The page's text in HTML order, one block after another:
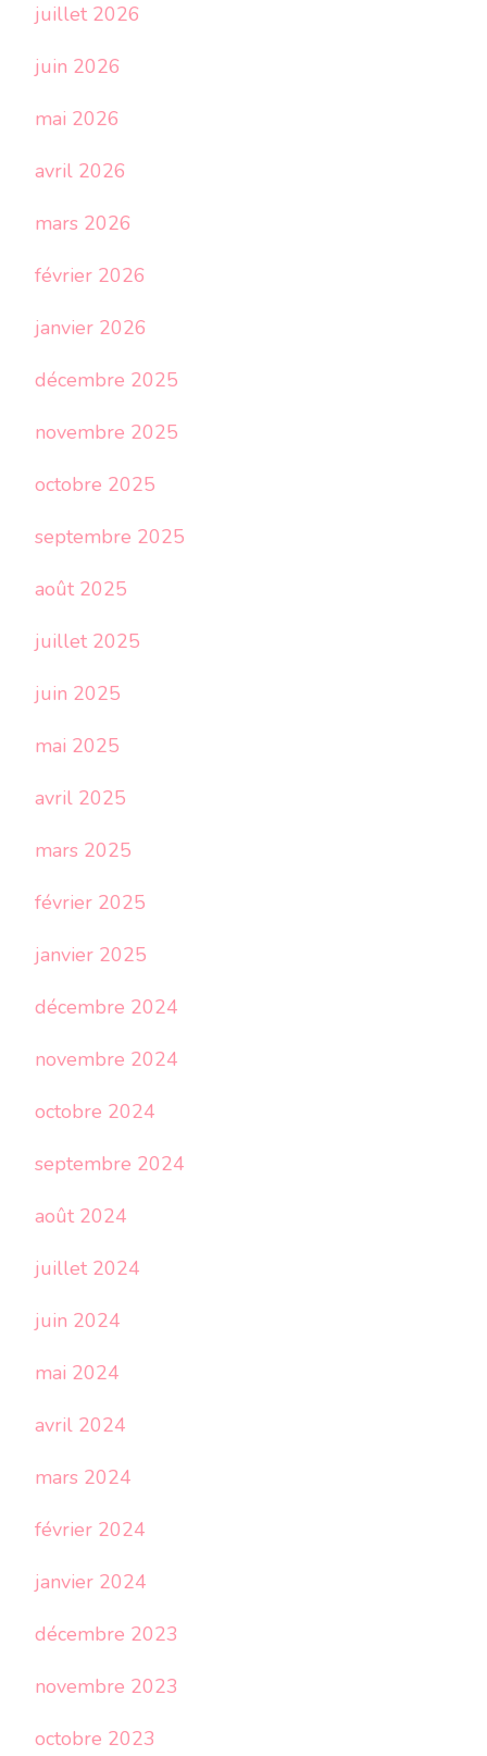
juillet 2026
juin 2026
mai 2026
avril 2026
mars 2026
février 2026
janvier 2026
décembre 2025
novembre 2025
octobre 2025
septembre 2025
août 2025
juillet 2025
juin 2025
mai 2025
avril 2025
mars 2025
février 2025
janvier 2025
décembre 2024
novembre 2024
octobre 2024
septembre 2024
août 2024
juillet 2024
juin 2024
mai 2024
avril 2024
mars 2024
février 2024
janvier 2024
décembre 2023
novembre 2023
octobre 2023